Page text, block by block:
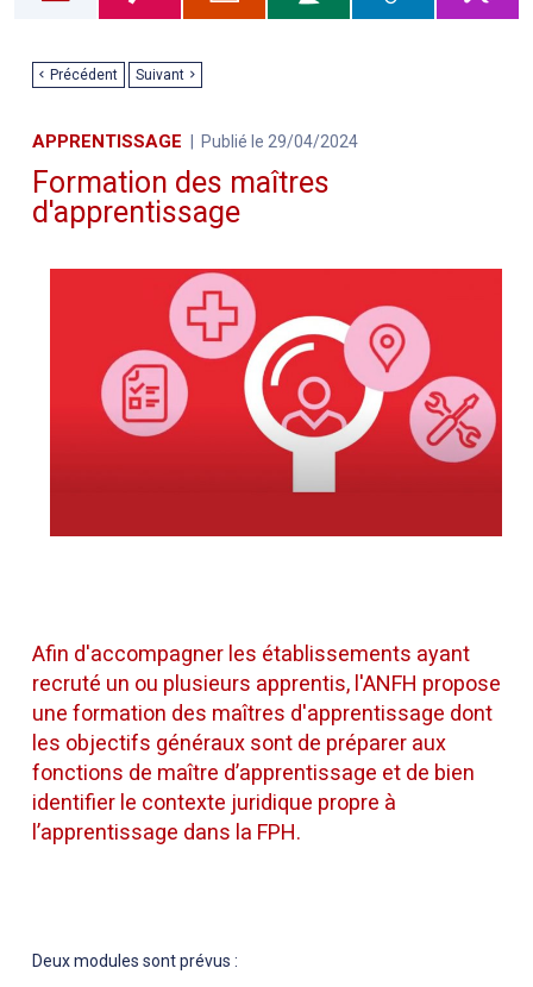
Précédent Suivant
APPRENTISSAGE Publié le 29/04/2024
Formation des maîtres
d'apprentissage
Afin d'accompagner les établissements ayant
recruté un ou plusieurs apprentis, l'ANFH propose
une formation des maîtres d'apprentissage dont
les objectifs généraux sont de préparer aux
fonctions de maître d’apprentissage et de bien
identifier le contexte juridique propre à
l’apprentissage dans la FPH.
Deux modules sont prévus :